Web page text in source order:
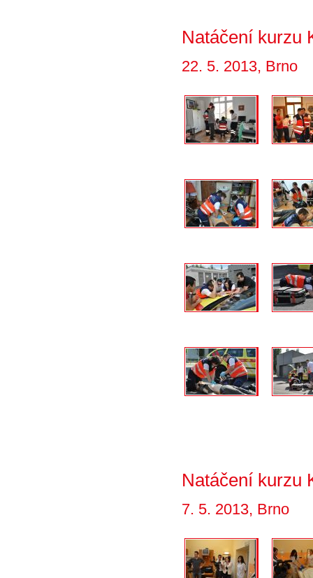
Natáčení kurzu
22. 5. 2013, Brno
Natáčení kurzu
7. 5. 2013, Brno